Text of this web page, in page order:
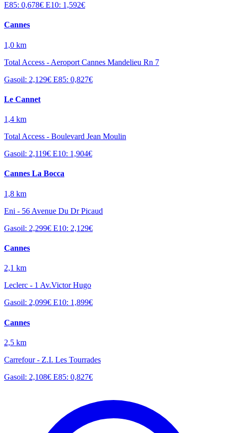
E85: 0,678€ E10: 1,592€
Cannes
1,0 km
Total Access - Aeroport Cannes Mandelieu Rn 7
Gasoil: 2,129€ E85: 0,827€
Le Cannet
1,4 km
Total Access - Boulevard Jean Moulin
Gasoil: 2,119€ E10: 1,904€
Cannes La Bocca
1,8 km
Eni - 56 Avenue Du Dr Picaud
Gasoil: 2,299€ E10: 2,129€
Cannes
2,1 km
Leclerc - 1 Av.Victor Hugo
Gasoil: 2,099€ E10: 1,899€
Cannes
2,5 km
Carrefour - Z.I. Les Tourrades
Gasoil: 2,108€ E85: 0,827€